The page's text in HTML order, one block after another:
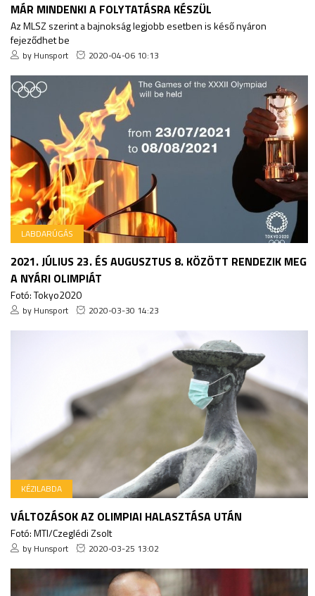
MÁR MINDENKI A FOLYTATÁSRA KÉSZÜL
Az MLSZ szerint a bajnokság legjobb esetben is késő nyáron
fejeződhet be
by Hunsport 2020-04-06 10:13
LABDARÚGÁS
2021. JÚLIUS 23. ÉS AUGUSZTUS 8. KÖZÖTT RENDEZIK MEG
A NYÁRI OLIMPIÁT
Fotó: Tokyo2020
by Hunsport 2020-03-30 14:23
KÉZILABDA
VÁLTOZÁSOK AZ OLIMPIAI HALASZTÁSA UTÁN
Fotó: MTI/Czeglédi Zsolt
by Hunsport 2020-03-25 13:02